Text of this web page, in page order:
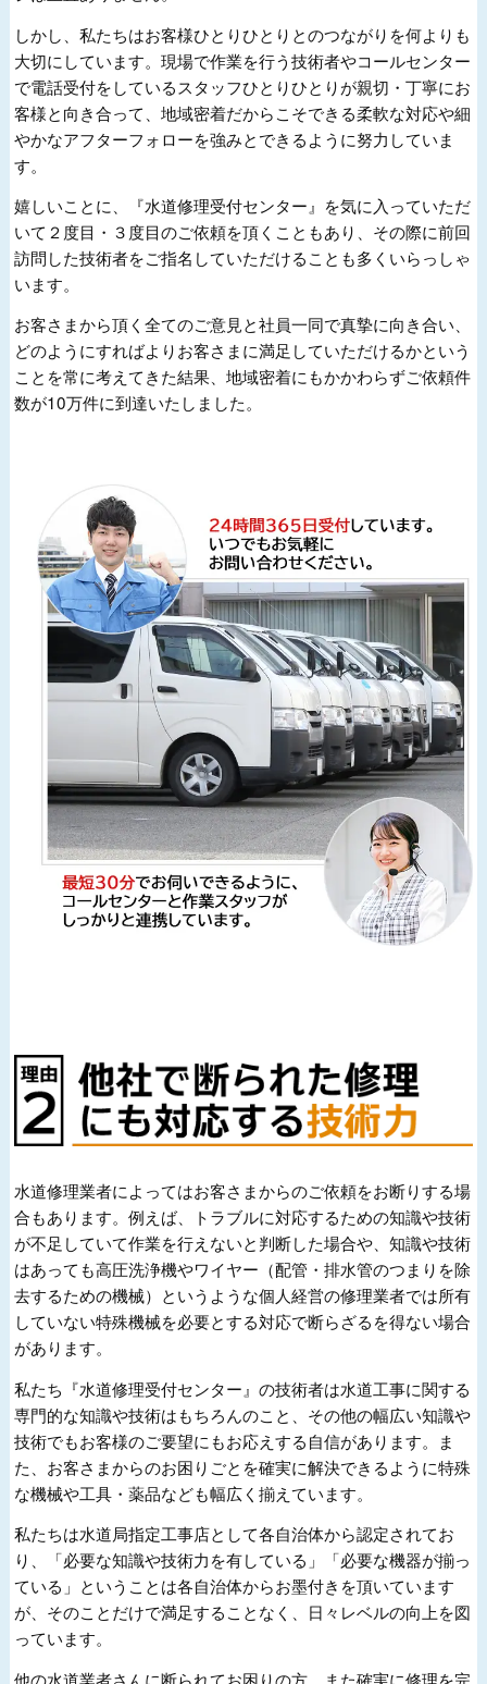
しかし、私たちはお客様ひとりひとりとのつながりを何よりも
大切にしています。現場で作業を行う技術者やコールセンター
で電話受付をしているスタッフひとりひとりが親切・丁寧にお
客様と向き合って、地域密着だからこそできる柔軟な対応や細
やかなアフターフォローを強みとできるように努力していま
す。
嬉しいことに、『水道修理受付センター』を気に入っていただ
いて２度目・３度目のご依頼を頂くこともあり、その際に前回
訪問した技術者をご指名していただけることも多くいらっしゃ
います。
お客さまから頂く全てのご意見と社員一同で真摯に向き合い、
どのようにすればよりお客さまに満足していただけるかという
ことを常に考えてきた結果、地域密着にもかかわらずご依頼件
数が10万件に到達いたしました。
水道修理業者によってはお客さまからのご依頼をお断りする場
合もあります。例えば、トラブルに対応するための知識や技術
が不足していて作業を行えないと判断した場合や、知識や技術
はあっても高圧洗浄機やワイヤー（配管・排水管のつまりを除
去するための機械）というような個人経営の修理業者では所有
していない特殊機械を必要とする対応で断らざるを得ない場合
があります。
私たち『水道修理受付センター』の技術者は水道工事に関する
専門的な知識や技術はもちろんのこと、その他の幅広い知識や
技術でもお客様のご要望にもお応えする自信があります。ま
た、お客さまからのお困りごとを確実に解決できるように特殊
な機械や工具・薬品なども幅広く揃えています。
私たちは水道局指定工事店として各自治体から認定されてお
り、「必要な知識や技術力を有している」「必要な機器が揃っ
ている」ということは各自治体からお墨付きを頂いています
が、そのことだけで満足することなく、日々レベルの向上を図
っています。
他の水道業者さんに断られてお困りの方、また確実に修理を完